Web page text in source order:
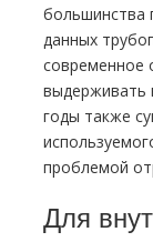
большинства
данных
современное
выдерживать
годы также
проблемой
Для